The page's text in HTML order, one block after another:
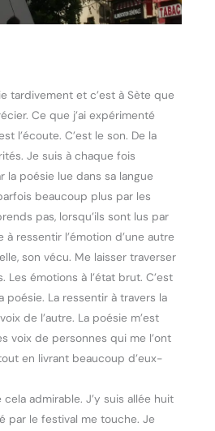
tardivement et c’est à Sète que
Ce que j’ai expérimenté
l’écoute. C’est le son. De la
Je suis à chaque fois
la poésie lue dans sa langue
beaucoup plus par les
pas, lorsqu’ils sont lus par
ressentir l’émotion d’une autre
son vécu. Me laisser traverser
Les émotions à l’état brut. C’est
poésie. La ressentir à travers la
de l’autre. La poésie m’est
voix de personnes qui me l’ont
en livrant beaucoup d’eux-
cela admirable. J’y suis allée huit
par le festival me touche. Je